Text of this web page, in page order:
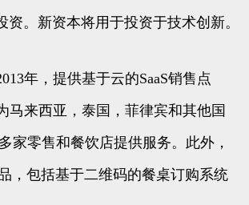
资。新资本将用于投资于技术创新。
年，提供基于云的SaaS销售点
马来西亚，泰国，菲律宾和其他国
家零售和餐饮店提供服务。此外，
，包括基于二维码的餐桌订购系统